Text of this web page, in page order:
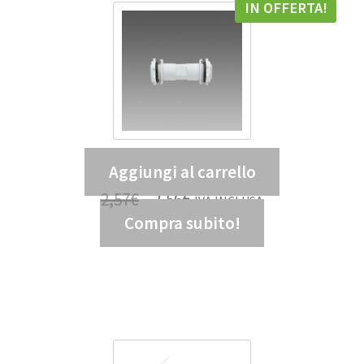
Tubo di giunzione 938 – DIS 99807300
IN OFFERTA!
2,57€ 2,56€ IVA INCLUSA
2,10€ IVA ESCLUSA
Aggiungi al carrello
Compra subito!